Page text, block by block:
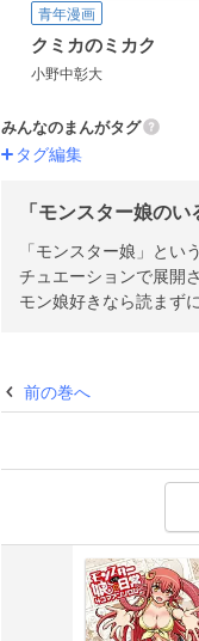
青年漫画
クミカのミカク
小野中彰大
みんなのまんがタグ
タグ編集
「モンスター娘の
「モンスター娘」と
チュエーションで展開
モン娘好きなら読まず
前の巻へ